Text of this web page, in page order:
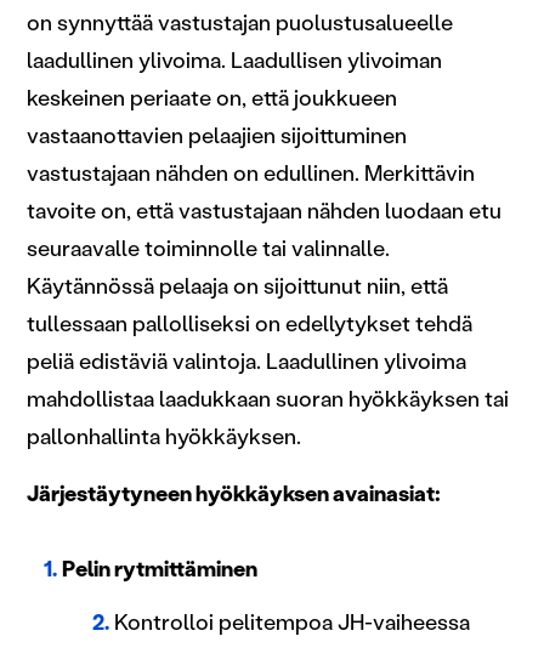
on synnyttää vastustajan puolustusalueelle
laadullinen ylivoima. Laadullisen ylivoiman
keskeinen periaate on, että joukkueen
vastaanottavien pelaajien sijoittuminen
vastustajaan nähden on edullinen. Merkittävin
tavoite on, että vastustajaan nähden luodaan etu
seuraavalle toiminnolle tai valinnalle.
Käytännössä pelaaja on sijoittunut niin, että
tullessaan pallolliseksi on edellytykset tehdä
peliä edistäviä valintoja. Laadullinen ylivoima
mahdollistaa laadukkaan suoran hyökkäyksen tai
pallonhallinta hyökkäyksen.
Järjestäytyneen hyökkäyksen avainasiat:
Pelin rytmittäminen
Kontrolloi pelitempoa JH-vaiheessa